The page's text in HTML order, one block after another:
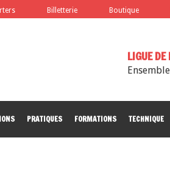
Billetterie Boutique
LIGUE
PRATIQUES FORMATIONS TECHNIQUE